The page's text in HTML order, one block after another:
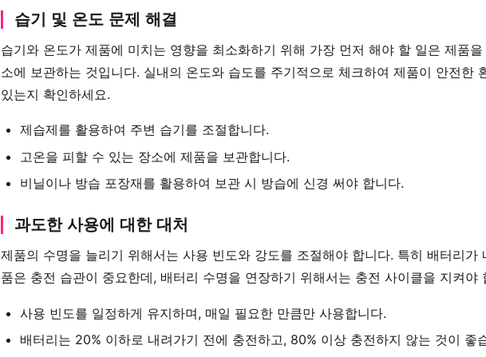
습기 및 온도 문제 해결
습기와 온도가 제품에 미치는 영향을 최소화하기 위해 가장 먼저 해야 할 일은 제품
소에 보관하는 것입니다. 실내의 온도와 습도를 주기적으로 체크하여 제품이 안전한
있는지 확인하세요.
제습제를 활용하여 주변 습기를 조절합니다.
고온을 피할 수 있는 장소에 제품을 보관합니다.
비닐이나 방습 포장재를 활용하여 보관 시 방습에 신경 써야 합니다.
과도한 사용에 대한 대처
제품의 수명을 늘리기 위해서는 사용 빈도와 강도를 조절해야 합니다. 특히 배터리가
품은 충전 습관이 중요한데, 배터리 수명을 연장하기 위해서는 충전 사이클을 지켜야
사용 빈도를 일정하게 유지하며, 매일 필요한 만큼만 사용합니다.
배터리는 20% 이하로 내려가기 전에 충전하고, 80% 이상 충전하지 않는 것이 좋